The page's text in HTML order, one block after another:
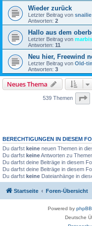
Wieder zurück
Letzter Beitrag von snailie
Antworten: 2
Hallo aus dem
Letzter Beitrag von
Antworten: 11
Neu hier, Freewind
Letzter Beitrag von Old-
Antworten: 3
Neues Thema
539 Themen
BERECHTIGUNGEN IN DIESEM
Du darfst keine neuen Themen in
Du darfst keineAntworten zu
Du darfst deine Beiträge in diesem
Du darfst deine Beiträge in diesem
Du darfst keine Dateianhänge in
Startseite Foren-Übersicht
Powered by phpBB
Deutsche